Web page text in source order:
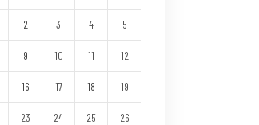
2 3 4 5
9 10 11 12
16 17 18 19
23 24 25 26